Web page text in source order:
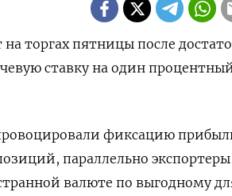
торгах пятницы после
ставку на один
фиксацию
параллельно
валюте по выгодному